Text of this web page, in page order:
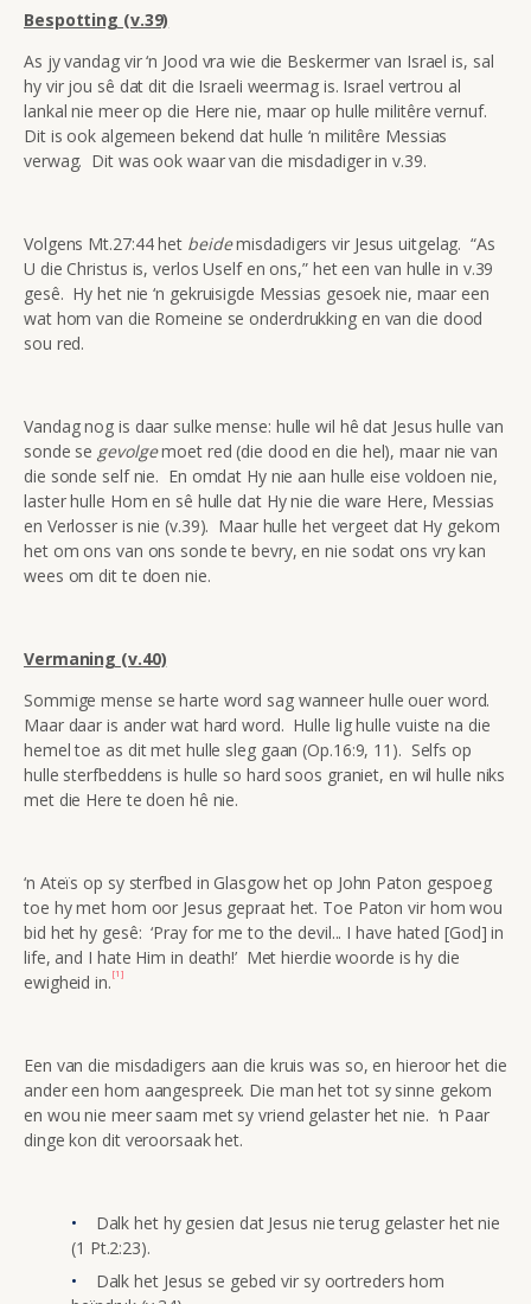
Bespotting (v.39)
As jy vandag vir ‘n Jood vra wie die Beskermer van Israel is, sal
hy vir jou sê dat dit die Israeli weermag is. Israel vertrou al
lankal nie meer op die Here nie, maar op hulle militêre vernuf.
Dit is ook algemeen bekend dat hulle ‘n militêre Messias
verwag. Dit was ook waar van die misdadiger in v.39.
Volgens Mt.27:44 het beidemisdadigers vir Jesus uitgelag. “As
U die Christus is, verlos Uself en ons,” het een van hulle in v.39
gesê. Hy het nie ‘n gekruisigde Messias gesoek nie, maar een
wat hom van die Romeine se onderdrukking en van die dood
sou red.
Vandag nog is daar sulke mense: hulle wil hê dat Jesus hulle van
sonde se gevolgemoet red (die dood en die hel), maar nie van
die sonde self nie. En omdat Hy nie aan hulle eise voldoen nie,
laster hulle Hom en sê hulle dat Hy nie die ware Here, Messias
en Verlosser is nie (v.39). Maar hulle het vergeet dat Hy gekom
het om ons van ons sonde te bevry, en nie sodat ons vry kan
wees om dit te doen nie.
Vermaning (v.40)
Sommige mense se harte word sag wanneer hulle ouer word.
Maar daar is ander wat hard word. Hulle lig hulle vuiste na die
hemel toe as dit met hulle sleg gaan (Op.16:9, 11). Selfs op
hulle sterfbeddens is hulle so hard soos graniet, en wil hulle niks
met die Here te doen hê nie.
‘n Ateïs op sy sterfbed in Glasgow het op John Paton gespoeg
toe hy met hom oor Jesus gepraat het. Toe Paton vir hom wou
bid het hy gesê: ‘Pray for me to the devil... I have hated [God] in
life, and I hate Him in death!’ Met hierdie woorde is hy die
ewigheid in. [1]
Een van die misdadigers aan die kruis was so, en hieroor het die
ander een hom aangespreek. Die man het tot sy sinne gekom
en wou nie meer saam met sy vriend gelaster het nie. ‘n Paar
dinge kon dit veroorsaak het.
Dalk het hy gesien dat Jesus nie terug gelaster het nie
(1 Pt.2:23).
Dalk het Jesus se gebed vir sy oortreders hom